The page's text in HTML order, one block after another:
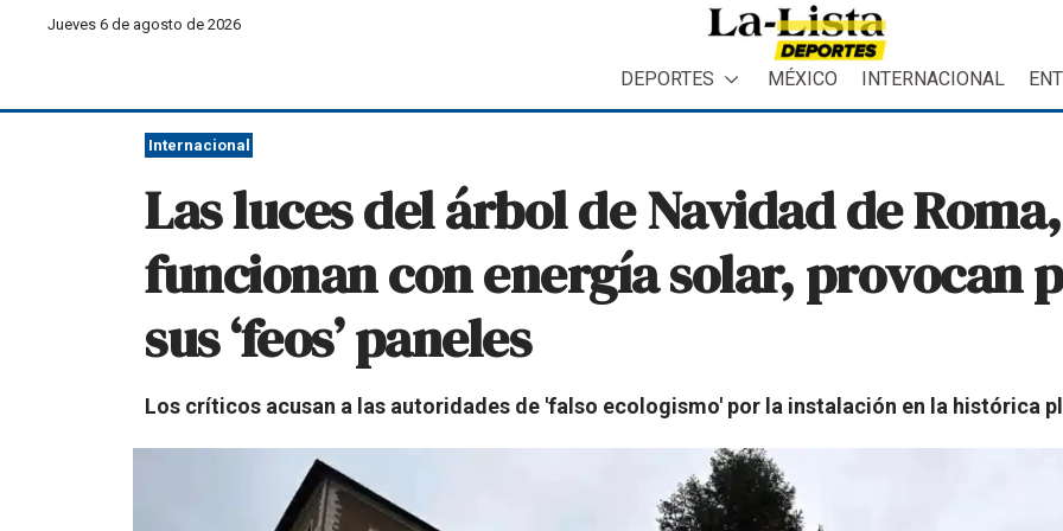
Jueves 6 de agosto de 2026
DEPORTES MÉXICO INTERNACIONAL
Internacional
Las luces del árbol de Navidad de
funcionan con energía solar, provocan
sus ‘feos’ paneles
Los críticos acusan a las autoridades de 'falso ecologismo' por la instalación en la histórica